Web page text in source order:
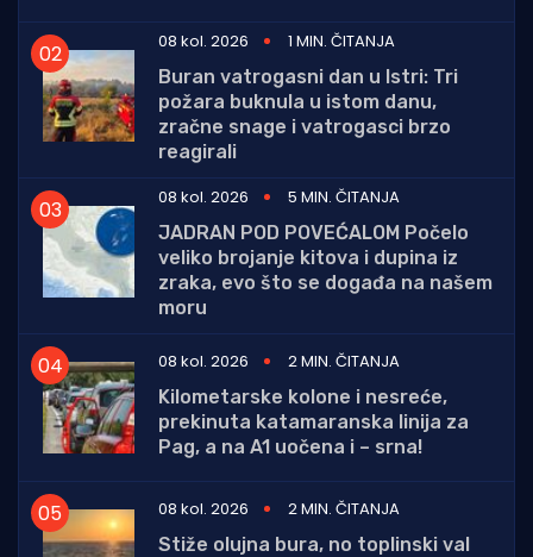
08 kol. 2026
1 MIN. ČITANJA
Buran vatrogasni dan u Istri: Tri
požara buknula u istom danu,
zračne snage i vatrogasci brzo
reagirali
08 kol. 2026
5 MIN. ČITANJA
JADRAN POD POVEĆALOM Počelo
veliko brojanje kitova i dupina iz
zraka, evo što se događa na našem
moru
08 kol. 2026
2 MIN. ČITANJA
Kilometarske kolone i nesreće,
prekinuta katamaranska linija za
Pag, a na A1 uočena i – srna!
08 kol. 2026
2 MIN. ČITANJA
Stiže olujna bura, no toplinski val